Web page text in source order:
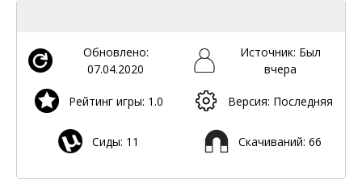
Обновлено:
07.04.2020
Источник: Был
вчера
Рейтинг игры: 1.0 Версия: Последняя
Сиды: 11 Скачиваний: 66